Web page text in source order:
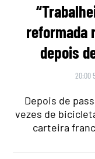
reformada
depois
20:00
Depois de
vezes de
carteira